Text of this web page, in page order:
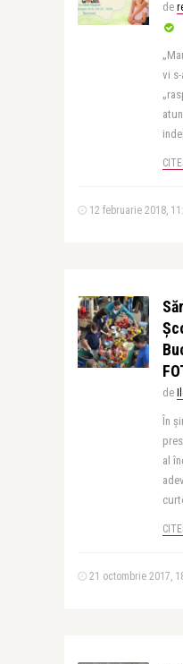
de
vi
12 februarie 2018,
de
În
al
21 octombrie 2017,